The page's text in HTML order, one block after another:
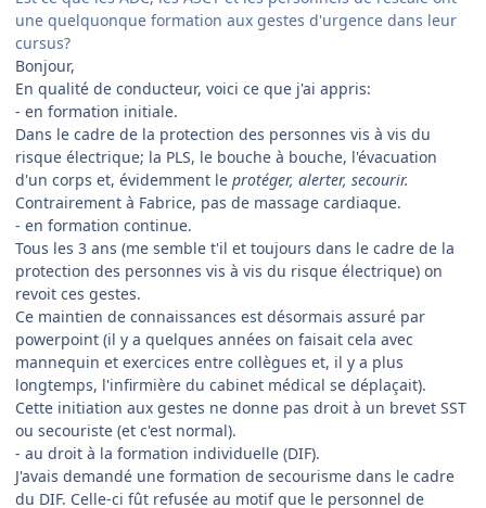
une quelquonque formation aux gestes d'urgence dans leur
cursus?
Bonjour,
En qualité de conducteur, voici ce que j'ai appris:
- en formation initiale.
Dans le cadre de la protection des personnes vis à vis du
risque électrique; la PLS, le bouche à bouche, l'évacuation
d'un corps et, évidemment le protéger, alerter, secourir.
Contrairement à Fabrice, pas de massage cardiaque.
- en formation continue.
Tous les 3 ans (me semble t'il et toujours dans le cadre de la
protection des personnes vis à vis du risque électrique) on
revoit ces gestes.
Ce maintien de connaissances est désormais assuré par
powerpoint (il y a quelques années on faisait cela avec
mannequin et exercices entre collègues et, il y a plus
longtemps, l'infirmière du cabinet médical se déplaçait).
Cette initiation aux gestes ne donne pas droit à un brevet SST
ou secouriste (et c'est normal).
- au droit à la formation individuelle (DIF).
J'avais demandé une formation de secourisme dans le cadre
du DIF. Celle-ci fût refusée au motif que le personnel de